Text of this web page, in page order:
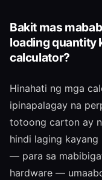
Bakit mas
loading quantity
calculator?
Hinahati ng mga
ipinapalagay na
totoong carton ay
hindi laging
— para sa
hardware —